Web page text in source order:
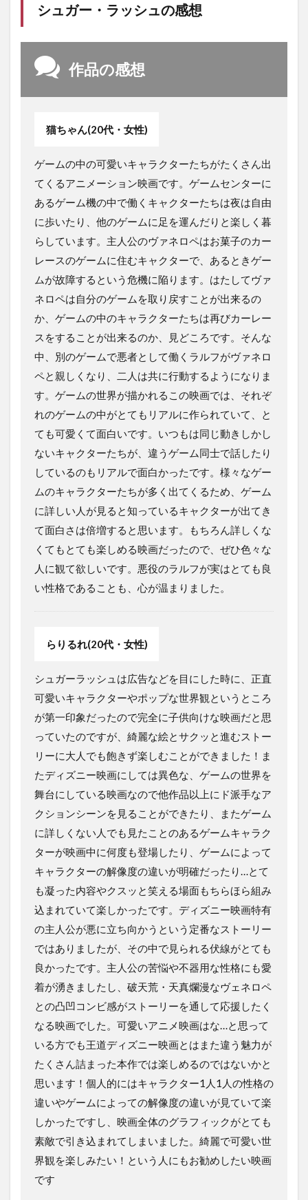
シュガー・ラッシュの感想
作品の感想
猫ちゃん(20代・女性)
ゲームの中の可愛いキャラクターたちがたくさん出
てくるアニメーション映画です。ゲームセンターに
あるゲーム機の中で働くキャクターたちは夜は自由
に歩いたり、他のゲームに足を運んだりと楽しく暮
らしています。主人公のヴァネロペはお菓子のカー
レースのゲームに住むキャクターで、あるときゲー
ムが故障するという危機に陥ります。はたしてヴァ
ネロペは自分のゲームを取り戻すことが出来るの
か、ゲームの中のキャラクターたちは再びカーレー
スをすることが出来るのか、見どころです。そんな
中、別のゲームで悪者として働くラルフがヴァネロ
ペと親しくなり、二人は共に行動するようになりま
す。ゲームの世界が描かれるこの映画では、それぞ
れのゲームの中がとてもリアルに作られていて、と
ても可愛くて面白いです。いつもは同じ動きしかし
ないキャクターたちが、違うゲーム同士で話したり
しているのもリアルで面白かったです。様々なゲー
ムのキャラクターたちが多く出てくるため、ゲーム
に詳しい人が見ると知っているキャクターが出てき
て面白さは倍増すると思います。もちろん詳しくな
くてもとても楽しめる映画だったので、ぜひ色々な
人に観て欲しいです。悪役のラルフが実はとても良
い性格であることも、心が温まりました。
らりるれ(20代・女性)
シュガーラッシュは広告などを目にした時に、正直
可愛いキャラクターやポップな世界観というところ
が第一印象だったので完全に子供向けな映画だと思
っていたのですが、綺麗な絵とサクッと進むストー
リーに大人でも飽きず楽しむことができました！ま
たディズニー映画にしては異色な、ゲームの世界を
舞台にしている映画なので他作品以上にド派手なア
クションシーンを見ることができたり、またゲーム
に詳しくない人でも見たことのあるゲームキャラク
ターが映画中に何度も登場したり、ゲームによって
キャラクターの解像度の違いが明確だったり…とて
も凝った内容やクスッと笑える場面もちらほら組み
込まれていて楽しかったです。ディズニー映画特有
の主人公が悪に立ち向かうという定番なストーリー
ではありましたが、その中で見られる伏線がとても
良かったです。主人公の苦悩や不器用な性格にも愛
着が湧きましたし、破天荒・天真爛漫なヴェネロペ
との凸凹コンビ感がストーリーを通して応援したく
なる映画でした。可愛いアニメ映画はな…と思って
いる方でも王道ディズニー映画とはまた違う魅力が
たくさん詰まった本作では楽しめるのではないかと
思います！個人的にはキャラクター1人1人の性格の
違いやゲームによっての解像度の違いが見ていて楽
しかったですし、映画全体のグラフィックがとても
素敵で引き込まれてしまいました。綺麗で可愛い世
界観を楽しみたい！という人にもお勧めしたい映画
です